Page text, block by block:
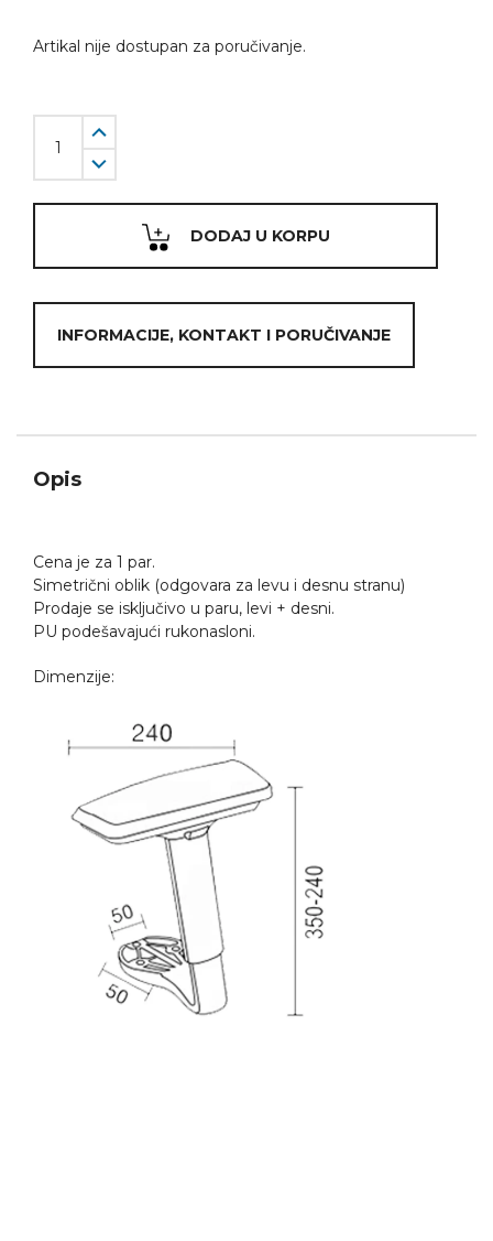
Artikal nije dostupan za poručivanje.
DODAJ U KORPU
INFORMACIJE, KONTAKT I PORUČIVANJE
Opis
Cena je za 1 par.
Simetrični oblik (odgovara za levu i desnu stranu)
Prodaje se isključivo u paru, levi + desni.
PU podešavajući rukonasloni.
Dimenzije: